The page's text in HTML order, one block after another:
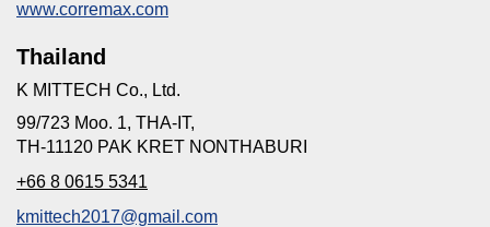
www.corremax.com
Thailand
K MITTECH Co., Ltd.
99/723 Moo. 1, THA-IT,
TH-11120 PAK KRET NONTHABURI
+66 8 0615 5341
kmittech2017@gmail.com